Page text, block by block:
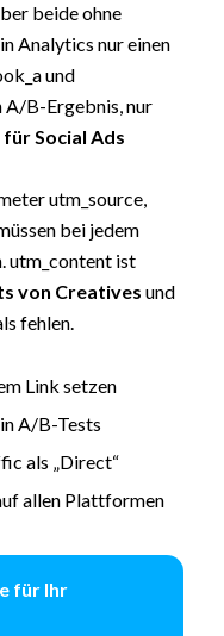
beide ohne
Analytics nur einen
und
B-Ergebnis, nur
Social Ads
utm_source,
bei jedem
utm_content ist
von Creatives und
fehlen.
Link setzen
A/B-Tests
als „Direct“
allen Plattformen
für Ihr